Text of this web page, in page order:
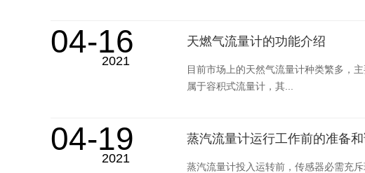
04-16
2021
天燃气流量计的功能介绍
目前市场上的天然气流量计种类繁多，
属于容积式流量计，其...
04-19
2021
蒸汽流量计运行工作前的准备
蒸汽流量计投入运转前，传感器必需充